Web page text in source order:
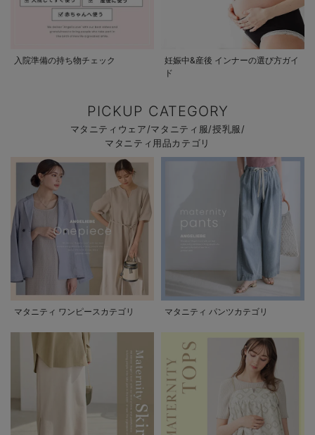
入院準備の持ち物チェック
妊娠中&産後 インナーの選び方ガイ
ド
PICKUP CATEGORY
マタニティウェア/マタニティ服/授乳服/
マタニティ用品カテゴリ
マタニティ ワンピースカテゴリ マタニティ パンツカテゴリ